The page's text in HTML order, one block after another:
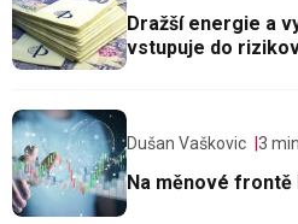
Dražší energie a
vstupuje do
Dušan Vaškovic 3 min
Na měnové frontě